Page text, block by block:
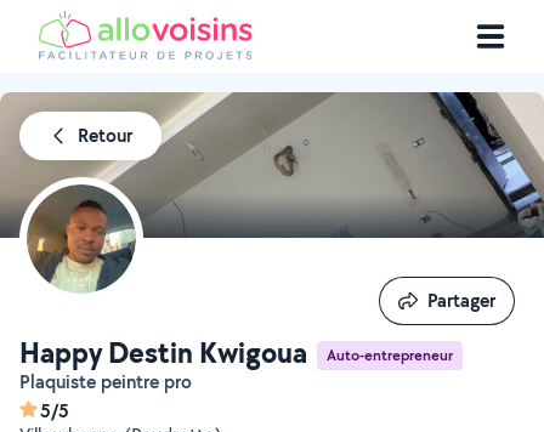
Retour
Happy Destin Kwigoua Auto-entrepreneur
Plaquiste peintre pro
5/5
Partager
Partager